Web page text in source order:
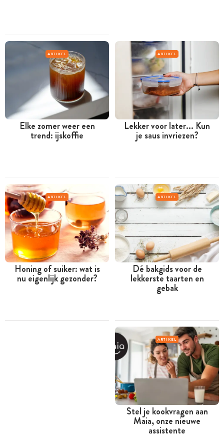
ARTIKEL
Elke zomer weer een
trend: ijskoffie
ARTIKEL
Lekker voor later... Kun
je saus invriezen?
ARTIKEL
Honing of suiker: wat is
nu eigenlijk gezonder?
ARTIKEL
Dé bakgids voor de
lekkerste taarten en
gebak
ARTIKEL
Stel je kookvragen aan
Maia, onze nieuwe
assistente